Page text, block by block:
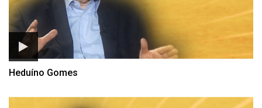
Heduíno Gomes